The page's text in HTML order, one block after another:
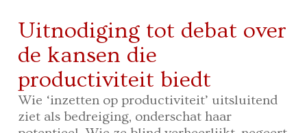
Uitnodiging tot debat over
de kansen die
productiviteit biedt
Wie ‘inzetten op productiviteit’ uitsluitend
ziet als bedreiging, onderschat haar